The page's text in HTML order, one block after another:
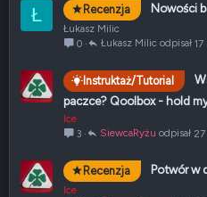
Ł Recenzja Nowości
Łukasz Milic
0
Łukasz Milic
Instruktaż/Tutorial
paczce? Qoolbox - hold
Ice
3
SiewcaRyżu
Recenzja Potwór w
Ice